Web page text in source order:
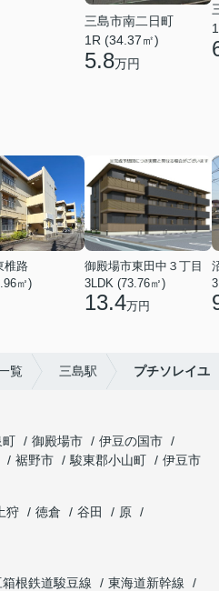
三島市南二日町
1R (34.37㎡)
5.8万円
椎路
㎡)
御殿場市東田中３丁目
3LDK (73.76㎡)
13.4万円
覧 三島駅 プチソレイユ
町 御殿場市
伊豆の国市
裾野市 駿東郡小山町
伊豆市
狩 徳倉 谷田
原
根鉄道駿豆線
東海道新幹線